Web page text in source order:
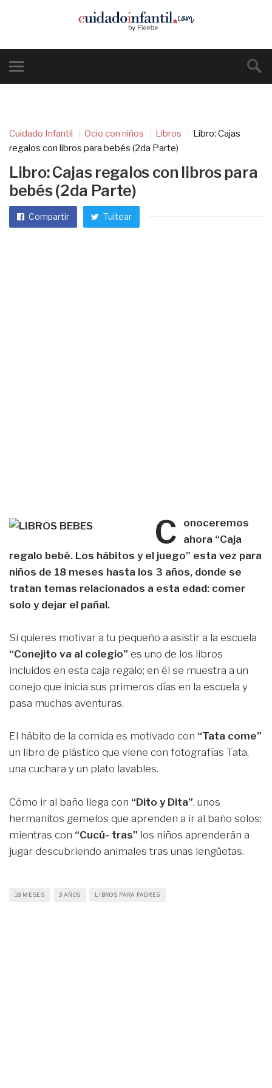
Cuidado Infantil Ocio con niños Libros
Libro: Cajas
regalos con libros para bebés (2da Parte)
Libro: Cajas regalos con libros para
bebés (2da Parte)
Compartir Tuitear
C
onoceremos
ahora “Caja
regalo bebé. Los hábitos y el juego” esta vez para
niños de 18 meses hasta los 3 años, donde se
tratan temas relacionados a esta edad: comer
solo y dejar el pañal.
Si quieres motivar a tu pequeño a asistir a la escuela
“Conejito va al colegio” es uno de los libros
incluidos en esta caja regalo; en él se muestra a un
conejo que inicia sus primeros días en la escuela y
pasa muchas aventuras.
El hábito de la comida es motivado con “Tata come”
un libro de plástico que viene con fotografías Tata,
una cuchara y un plato lavables.
Cómo ir al baño llega con “Dito y Dita”, unos
hermanitos gemelos que aprenden a ir al baño solos;
mientras con “Cucú- tras” los niños aprenderán a
jugar descubriendo animales tras unas lengüetas.
18 MESES 3 AÑOS LIBROS PARA PADRES